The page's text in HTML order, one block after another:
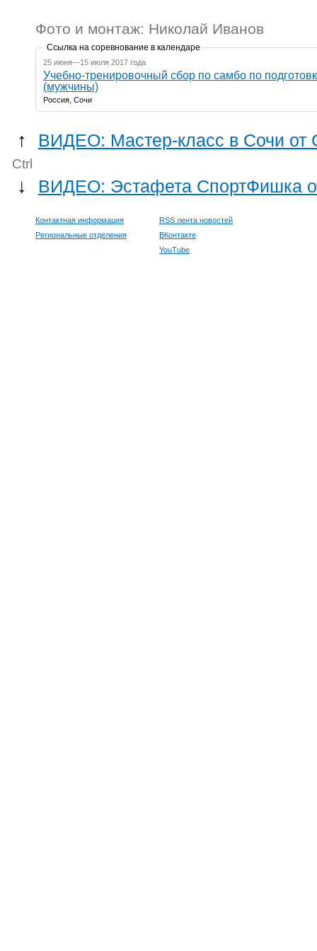
Фото и монтаж: Николай Иванов
Ссылка на соревнование в календаре
25 июня—15 июля 2017 года
Учебно-тренировочный сбор по самбо по
(мужчины)
Россия, Сочи
↑ ВИДЕО: Мастер-класс в Сочи от
Ctrl
↓ ВИДЕО: Эстафета СпортФишка
Контактная информация
Региональные отделения
RSS лента новостей
ВКонтакте
YouTube